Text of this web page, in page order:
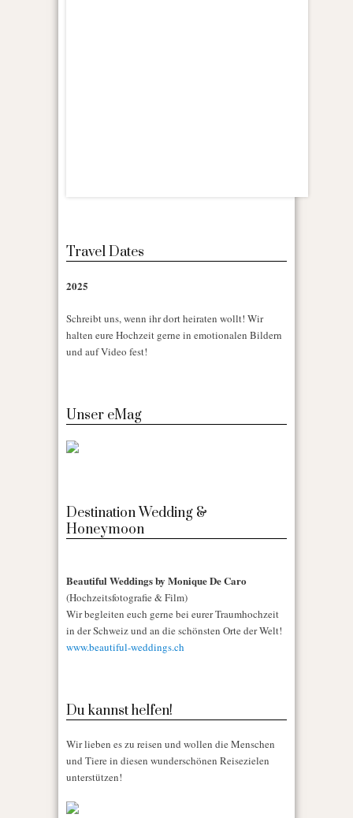
Travel Dates
2025
Schreibt uns, wenn ihr dort heiraten wollt! Wir
halten eure Hochzeit gerne in emotionalen Bildern
und auf Video fest!
Unser eMag
Destination Wedding &
Honeymoon
Beautiful Weddings by Monique De Caro
(Hochzeitsfotografie & Film)
Wir begleiten euch gerne bei eurer Traumhochzeit
in der Schweiz und an die schönsten Orte der Welt!
www.beautiful-weddings.ch
Du kannst helfen!
Wir lieben es zu reisen und wollen die Menschen
und Tiere in diesen wunderschönen Reisezielen
unterstützen!